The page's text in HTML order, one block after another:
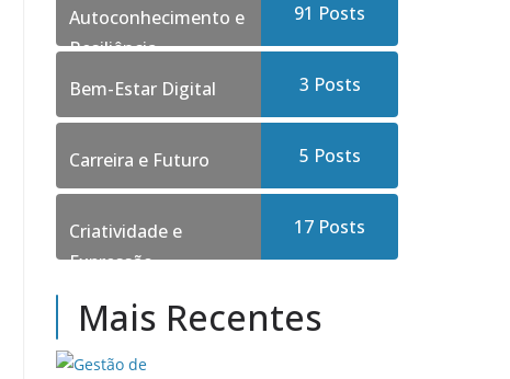
Autoconhecimento e
Resiliência
91 Posts
Bem-Estar Digital 3 Posts
Carreira e Futuro 5 Posts
Criatividade e
Expressão
17 Posts
Mais Recentes